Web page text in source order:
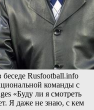
Rusfootball.info
команды с
«Буду ли я смотреть
Я даже не знаю, с кем